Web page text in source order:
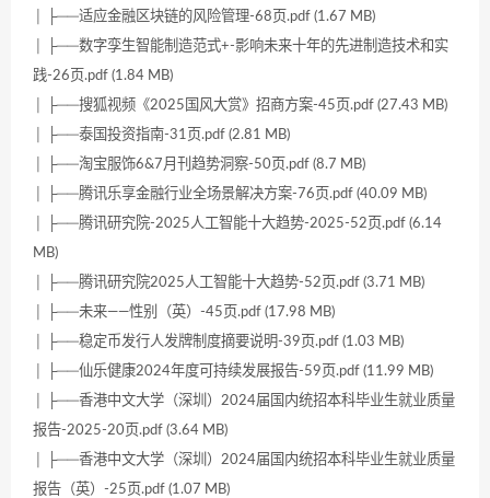
│ ├──适应金融区块链的风险管理-68页.pdf (1.67 MB)
│ ├──数字孪生智能制造范式+-影响未来十年的先进制造技术和实
践-26页.pdf (1.84 MB)
│ ├──搜狐视频《2025国风大赏》招商方案-45页.pdf (27.43 MB)
│ ├──泰国投资指南-31页.pdf (2.81 MB)
│ ├──淘宝服饰6&7月刊趋势洞察-50页.pdf (8.7 MB)
│ ├──腾讯乐享金融行业全场景解决方案-76页.pdf (40.09 MB)
│ ├──腾讯研究院-2025人工智能十大趋势-2025-52页.pdf (6.14
MB)
│ ├──腾讯研究院2025人工智能十大趋势-52页.pdf (3.71 MB)
│ ├──未来——性别（英）-45页.pdf (17.98 MB)
│ ├──稳定币发行人发牌制度摘要说明-39页.pdf (1.03 MB)
│ ├──仙乐健康2024年度可持续发展报告-59页.pdf (11.99 MB)
│ ├──香港中文大学（深圳）2024届国内统招本科毕业生就业质量
报告-2025-20页.pdf (3.64 MB)
│ ├──香港中文大学（深圳）2024届国内统招本科毕业生就业质量
报告（英）-25页.pdf (1.07 MB)